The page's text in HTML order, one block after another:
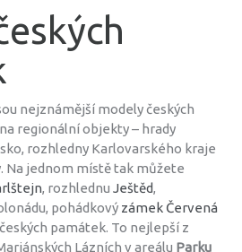
nejznámější modely českých
regionální objekty – hrady
rozhledny Karlovarského kraje
Na jednom místě tak můžete
, rozhlednu Ještěd,
pohádkový zámek Červená
památek. To nejlepší z
Lázních v areálu Parku